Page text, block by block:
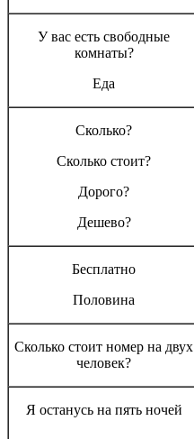
У вас есть свободные
комнаты?
Еда
Сколько?
Сколько стоит?
Дорого?
Дешево?
Бесплатно
Половина
Сколько стоит номер на двух
человек?
Я останусь на пять ночей